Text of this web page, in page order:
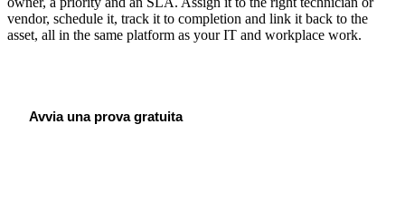
vendor, schedule it, track it to completion and link it back to the
asset, all in the same platform as your IT and workplace work.
Avvia una prova gratuita